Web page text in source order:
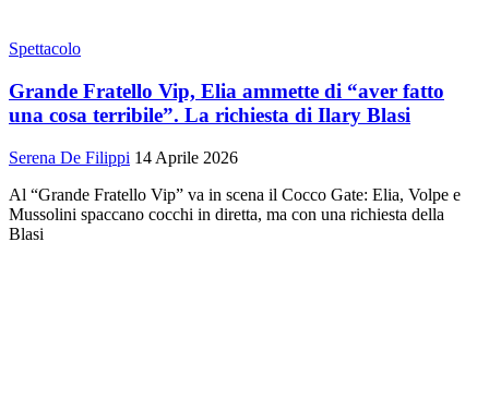
Spettacolo
Grande Fratello Vip, Elia ammette di “aver fatto
una cosa terribile”. La richiesta di Ilary Blasi
Serena De Filippi 14 Aprile 2026
Al “Grande Fratello Vip” va in scena il Cocco Gate: Elia, Volpe e
Mussolini spaccano cocchi in diretta, ma con una richiesta della
Blasi